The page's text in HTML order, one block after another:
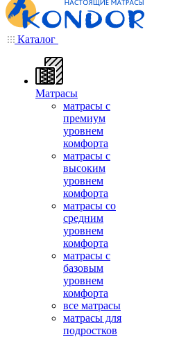
Каталог
Матрасы
матрасы с
премиум
уровнем
комфорта
матрасы с
высоким
уровнем
комфорта
матрасы со
средним
уровнем
комфорта
матрасы с
базовым
уровнем
комфорта
все матрасы
матрасы для
подростков